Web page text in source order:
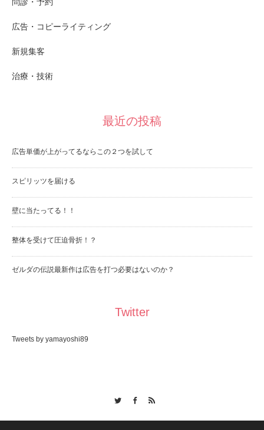
広告・コピーライティング
新規集客
治療・技術
最近の投稿
広告単価が上がってるならこの２つを試して
スピリッツを届ける
壁に当たってる！！
整体を受けて圧迫骨折！？
ゼルダの伝説最新作は広告を打つ必要はないのか？
Twitter
Tweets by yamayoshi89